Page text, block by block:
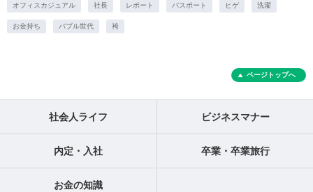
オフィスカジュアル 社長 レポート パスポート ヒゲ 洗濯
お金持ち バブル世代 袴
ページトップへ
社会人ライフ ビジネスマナー
内定・入社 卒業・卒業旅行
お金の知識